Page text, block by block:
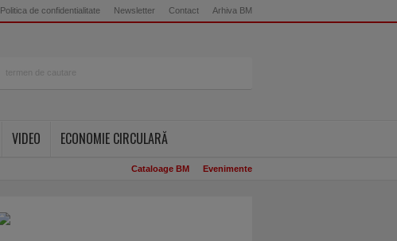
Politica de confidentialitate Newsletter Contact Arhiva BM
VIDEO
ECONOMIE CIRCULARĂ
Cataloage BM Evenimente